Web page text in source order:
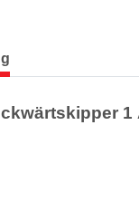
anzeigen